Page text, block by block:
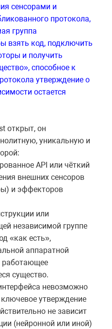
сенсорами и
протокола,
группа
взять код, подключить
и получить
способное к
утверждение о
остается
открыт, он
уникальную и
API или чёткий
внешних сенсоров
и эффекторов
или
независимой группе
«как есть»,
аппаратной
работающее
существо.
невозможно
утверждение
не зависит
(нейронной или иной)